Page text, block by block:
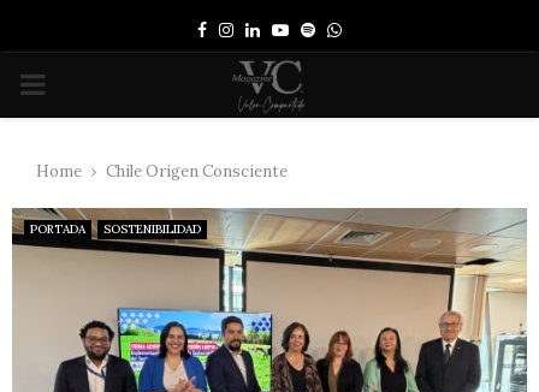
Facebook
Instagram
LinkedinYoutube
SpotifyWhatsapp
PRIMARY
Home Chile Origen Consciente
PORTADA SOSTENIBILIDAD